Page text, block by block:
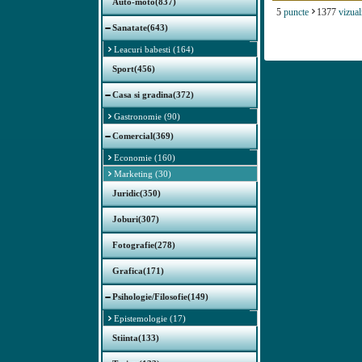
Sanatate(643)
Leacuri babesti (164)
Sport(456)
Casa si gradina(372)
Gastronomie (90)
Comercial(369)
Economie (160)
Marketing (30)
Juridic(350)
Joburi(307)
Fotografie(278)
Grafica(171)
Psihologie/Filosofie(149)
Epistemologie (17)
Stiinta(133)
5 puncte 1377